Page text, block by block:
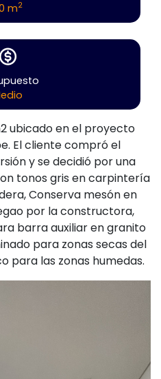
m2
ubicado en el proyecto
El cliente compró el
y se decidió por una
tonos gris en carpintería
Conserva mesón en
por la constructora,
barra auxiliar en granito
para zonas secas del
para las zonas humedas.